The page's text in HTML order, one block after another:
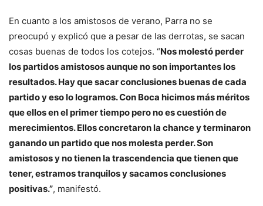
En cuanto a los amistosos de verano, Parra no se
preocupó y explicó que a pesar de las derrotas, se sacan
cosas buenas de todos los cotejos. “Nos molestó perder
los partidos amistosos aunque no son importantes los
resultados. Hay que sacar conclusiones buenas de cada
partido y eso lo logramos. Con Boca hicimos más méritos
que ellos en el primer tiempo pero no es cuestión de
merecimientos. Ellos concretaron la chance y terminaron
ganando un partido que nos molesta perder. Son
amistosos y no tienen la trascendencia que tienen que
tener, estramos tranquilos y sacamos conclusiones
positivas.”, manifestó.